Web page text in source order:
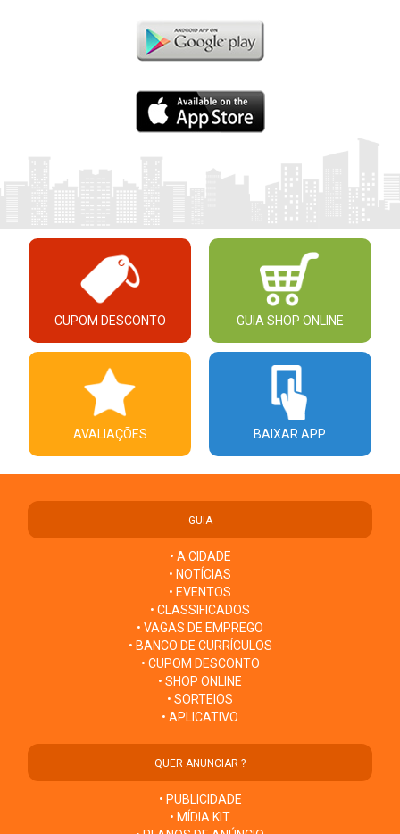
CUPOM DESCONTO GUIA SHOP ONLINE
AVALIAÇÕES BAIXAR APP
GUIA
• A CIDADE
• NOTÍCIAS
• EVENTOS
• CLASSIFICADOS
• VAGAS DE EMPREGO
• BANCO DE CURRÍCULOS
• CUPOM DESCONTO
• SHOP ONLINE
• SORTEIOS
• APLICATIVO
QUER ANUNCIAR ?
• PUBLICIDADE
• MÍDIA KIT